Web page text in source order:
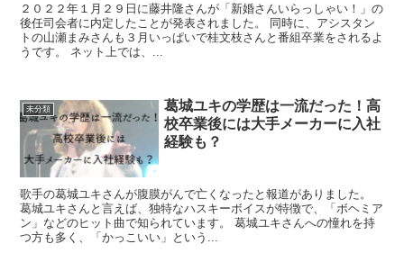
２０２２年１月２９日に藤井隆さんが「新婚さんいらっしゃい！」の
後任司会者に内定したことが発表されました。 同時に、アシスタン
トの山瀬まみさんも３月いっぱいで桂文枝さんと番組卒業をされるよ
うです。 ネット上では、...
未分類
葛城ユキの学歴は一流だった！高
校卒業後には大手メーカーに入社
経験も？
歌手の葛城ユキさんが腹膜がんで亡くなったと報道がありました。
葛城ユキさんと言えば、独特なハスキーボイスが特徴で、「ボヘミア
ン」などのヒット曲で知られています。 葛城ユキさんへの憧れを持
つ方も多く、「かっこいい」という...